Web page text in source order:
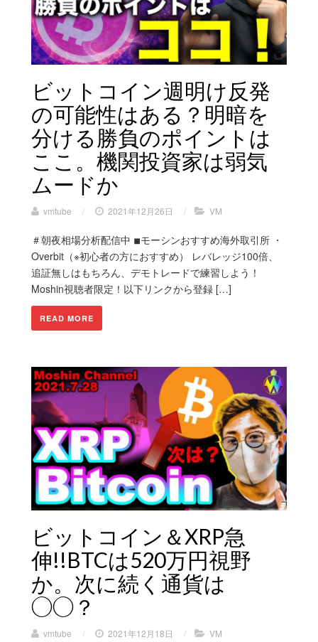
ビットコイン週明け反発
の可能性はある？明暗を
分ける勝負のポイントは
ここ。機関投資家は弱気
ムードか
vmtube / 2021年12月26日 / VM
＃朝夜相場分析配信中 ◾︎モーシンおすすめ海外取引所 ・
Overbit（※初心者の方におすすめ） レバレッジ100倍、
追証無しはもちろん、デモトレードで練習しよう！
Moshin視聴者限定！以下リンクから登録 […]
READ MORE
ビットコイン＆XRP急
伸!!BTCは520万円視野
か。次に続く通貨は
◯◯？
vmtube / 2021年12月18日 / VM